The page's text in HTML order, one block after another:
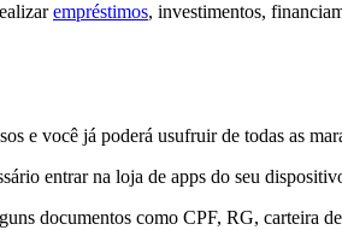
empréstimos, investimentos,
e você já poderá usufruir de todas as
entrar na loja de apps do seu
documentos como CPF, RG, carteira